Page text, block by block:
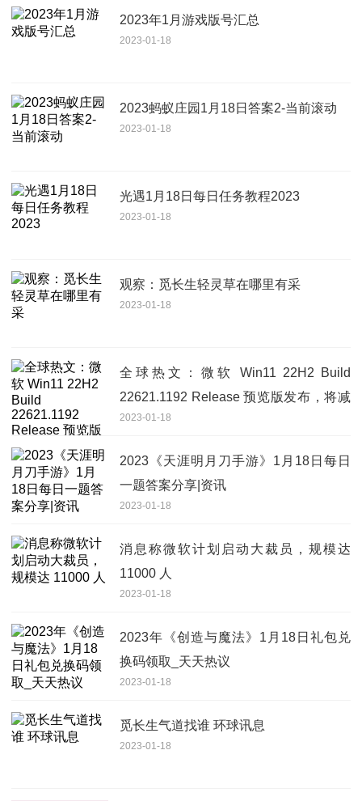
2023年1月游戏版号汇总
2023-01-18
2023蚂蚁庄园1月18日答案2-当前滚动
2023-01-18
光遇1月18日每日任务教程2023
2023-01-18
观察：觅长生轻灵草在哪里有采
2023-01-18
全球热文：微软 Win11 22H2 Build
22621.1192 Release 预览版发布，将减
少升级的重启次数
2023-01-18
2023《天涯明月刀手游》1月18日每日
一题答案分享|资讯
2023-01-18
消息称微软计划启动大裁员，规模达
11000 人
2023-01-18
2023年《创造与魔法》1月18日礼包兑
换码领取_天天热议
2023-01-18
觅长生气道找谁 环球讯息
2023-01-18